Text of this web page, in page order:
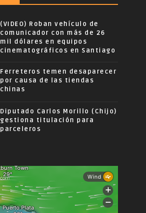
(VIDEO) Roban vehículo de
comunicador con más de 26
mil dólares en equipos
cinematográficos en Santiago
Ferreteros temen desaparecer
por causa de las tiendas
chinas
Diputado Carlos Morillo (Chijo)
gestiona titulación para
parceleros